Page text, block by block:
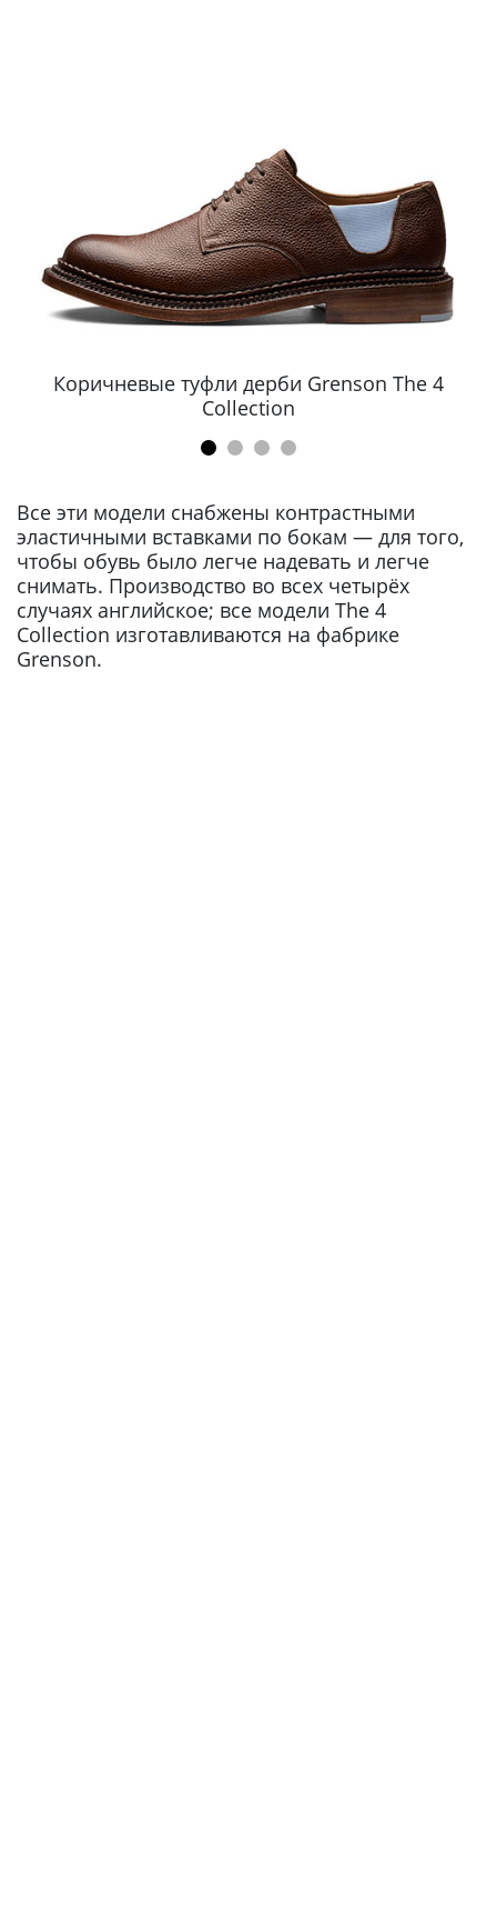
Коричневые туфли дерби Grenson The 4
Collection
Все эти модели снабжены контрастными
эластичными вставками по бокам — для того,
чтобы обувь было легче надевать и легче
снимать. Производство во всех четырёх
случаях английское; все модели The 4
Collection изготавливаются на фабрике
Grenson.